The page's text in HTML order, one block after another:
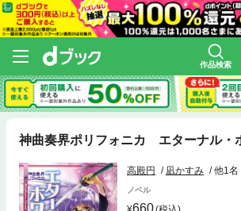
作品検索
神曲奏界ポリフォニカ エターナル・
高殿円 凪かすみ 他1名
ノベル